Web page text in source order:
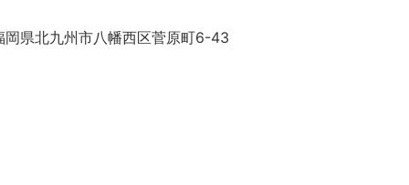
岡県北九州市八幡西区菅原町6-43